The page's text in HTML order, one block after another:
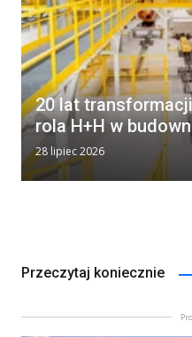
20 lat
rola H+H w
28 lipiec 2026
Przeczytaj koniecznie